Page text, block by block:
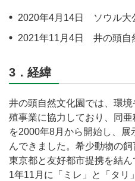
2020年4月14日 ソウル大
2021年11月4日 井の頭自
3．経緯
井の頭自然文化園では、環
殖事業に協力しており、同
を2000年8月から開始し、展
んできました。希少動物の
東京都と友好都市提携を結
1年11月に「ミレ」と「タリ